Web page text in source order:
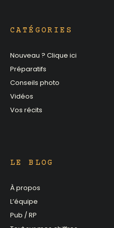
CATÉGORIES
Nouveau ? Clique ici
Préparatifs
Conseils photo
Vidéos
Vos récits
LE BLOG
À propos
L’équipe
Pub / RP